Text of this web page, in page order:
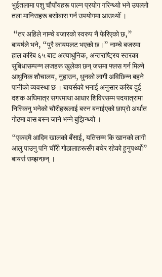
भुईतलामा पशु चौपाँयहरू पाल्न प्रयोग गरिन्थ्यो भने उपल्लो
तला मानिसहरू बसोबास गर्न उपयोगमा आउथ्योँ ।
बायर्षले भने, “पुरै कायपलट भएको छ।” नाम्चे बजरमा
हाल करिब ६५ बाट अत्याधुनिक, अन्तराष्ट्रिय स्तरका
सुबिधासम्पन्न लजहरू खुलेका छन् जसमा फ्लस गर्न मिल्ने
आधुनिक शौचालय, नुहाउन, धुनको लागी अविछिन्न बहने
पानीको व्यवस्था छ । बायर्सको भनाई अनुसार करिब दुई
दशक अघिमात्र सगरमाथा आधार शिविरसम्म पदयात्रामा
निस्किनु भनेको चौरीहरूलाई बस्न बनाईएको छाप्रो अर्थात
गोठमा वास बस्न जाने भन्ने बुझिन्थ्यो ।
“एकदमै आदिम खालको बँसाई, यतिसम्म कि खानको लागी
आलु पाउनु पनि चौँरी गोठालाहरूसँग बचेर रहेको हुनुपर्थ्यो”
बायर्स सम्झन्छन् ।